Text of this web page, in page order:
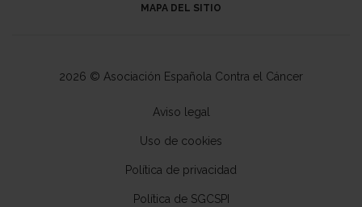
MAPA DEL SITIO
2026 © Asociación Española Contra el Cáncer
Aviso legal
Uso de cookies
Política de privacidad
Política de SGCSPI